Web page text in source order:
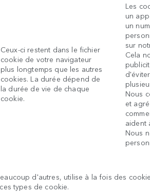
Ceux-ci restent dans le fichier
cookie de votre navigateur
plus longtemps que les autres
cookies. La durée dépend de
la durée de vie de chaque
cookie.
Les
un
un
sur
Cela
Nous
et
aident
Nous
d'autres, utilise à la fois des
types de cookie.